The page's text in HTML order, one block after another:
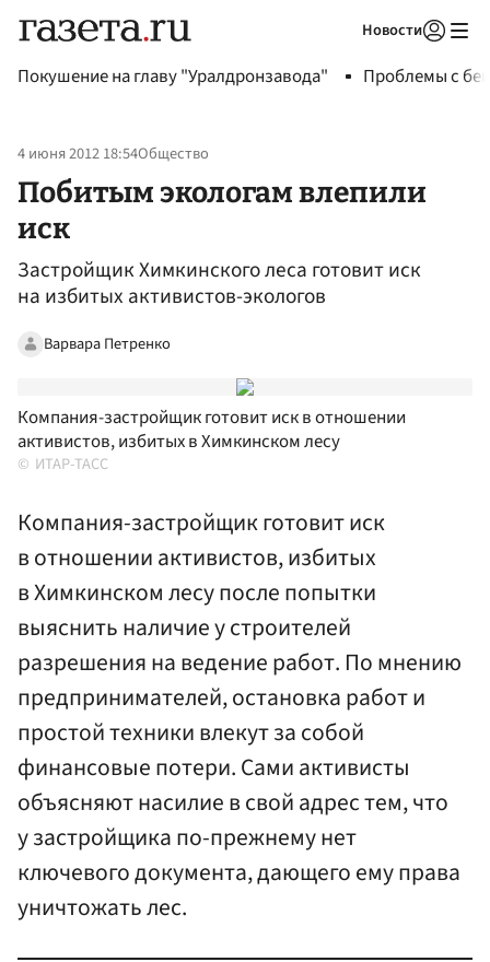
Новости
Покушение на главу "Уралдронзавода" Проблемы с
4 июня 2012 18:54Общество
Побитым экологам влепили
иск
Застройщик Химкинского леса готовит иск
на избитых активистов-экологов
Варвара Петренко
Компания-застройщик готовит иск в отношении
активистов, избитых в Химкинском лесу
ИТАР-ТАСС
Компания-застройщик готовит иск
в отношении активистов, избитых
в Химкинском лесу после попытки
выяснить наличие у строителей
разрешения на ведение работ. По мнению
предпринимателей, остановка работ и
простой техники влекут за собой
финансовые потери. Сами активисты
объясняют насилие в свой адрес тем, что
у застройщика по-прежнему нет
ключевого документа, дающего ему права
уничтожать лес.